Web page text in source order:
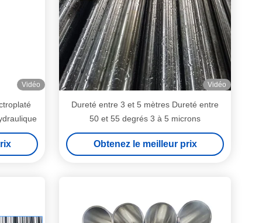
Vidéo Vidéo
Dureté entre 3 et 5 mètres Dureté entre
50 et 55 degrés 3 à 5 microns
Obtenez le meilleur prix